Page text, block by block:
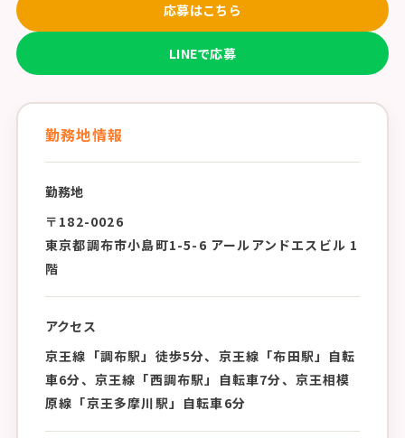
応募はこちら
LINEで応募
勤務地情報
勤務地
〒182-0026
東京都調布市小島町1-5-6 アールアンドエスビル 1
階
アクセス
京王線「調布駅」徒歩5分、京王線「布田駅」自転
車6分、京王線「西調布駅」自転車7分、京王相模
原線「京王多摩川駅」自転車6分